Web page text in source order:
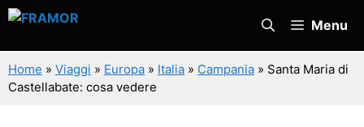
Vai
contenuto
Menu
Home » Viaggi » Europa » Italia » Campania » Santa Maria di
Castellabate: cosa vedere